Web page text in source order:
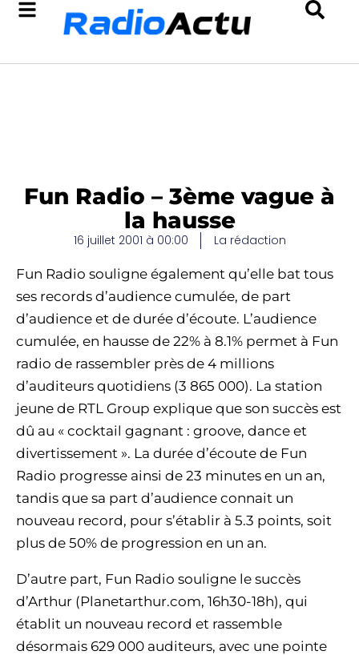
Fun Radio – 3ème vague à
la hausse
16 juillet 2001 à 00:00 La rédaction
Fun Radio souligne également qu’elle bat tous
ses records d’audience cumulée, de part
d’audience et de durée d’écoute. L’audience
cumulée, en hausse de 22% à 8.1% permet à Fun
radio de rassembler près de 4 millions
d’auditeurs quotidiens (3 865 000). La station
jeune de RTL Group explique que son succès est
dû au « cocktail gagnant : groove, dance et
divertissement ». La durée d’écoute de Fun
Radio progresse ainsi de 23 minutes en un an,
tandis que sa part d’audience connait un
nouveau record, pour s’établir à 5.3 points, soit
plus de 50% de progression en un an.
D’autre part, Fun Radio souligne le succès
d’Arthur (Planetarthur.com, 16h30-18h), qui
établit un nouveau record et rassemble
désormais 629 000 auditeurs, avec une pointe